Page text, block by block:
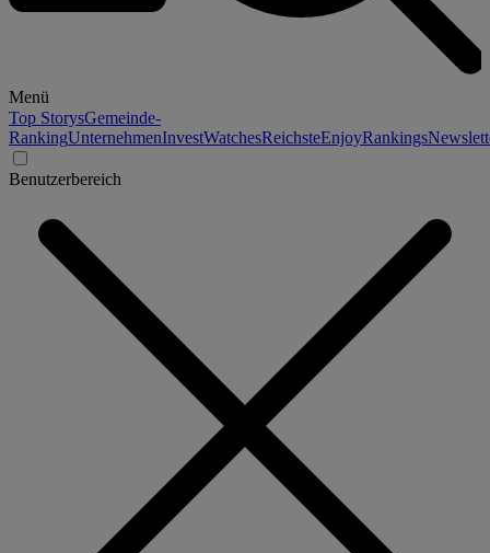
Menü
Top StorysGemeinde-
RankingUnternehmenInvestWatchesReichsteEnjoyRankings
Benutzerbereich